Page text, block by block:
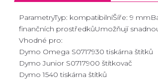
ParametryTyp: kompatibilníŠíře: 9
finančních prostředkůUmožňují
Vhodné pro:
Dymo Omega S0717930 tiskárna štítků
Dymo Junior S0717900 štítkovač
Dymo 1540 tiskárna štítků